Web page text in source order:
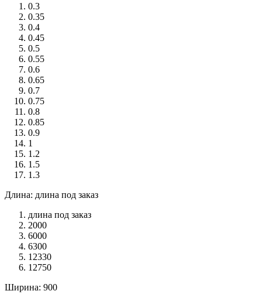
0.3
0.35
0.4
0.45
0.5
0.55
0.6
0.65
0.7
0.75
0.8
0.85
0.9
1
1.2
1.5
1.3
Длина: длина под заказ
длина под заказ
2000
6000
6300
12330
12750
Ширина: 900